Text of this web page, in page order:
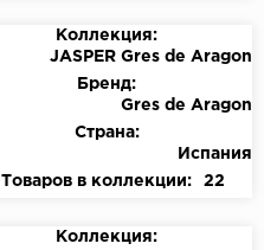
Коллекция:
JASPER Gres de Aragon
Бренд:
Gres de Aragon
Страна:
Испания
Товаров в коллекции:
22
Коллекция: